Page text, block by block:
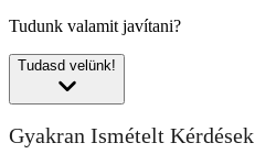
Tudunk valamit javítani?
Tudasd velünk!
Gyakran Ismételt Kérdések